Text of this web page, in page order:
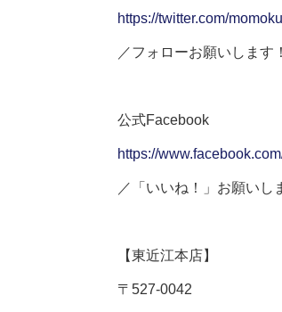
https://twitter.com/
／フォローお願いします
公式Facebook
https://
／「いいね！」お願いし
【東近江本店】
〒 527-0042